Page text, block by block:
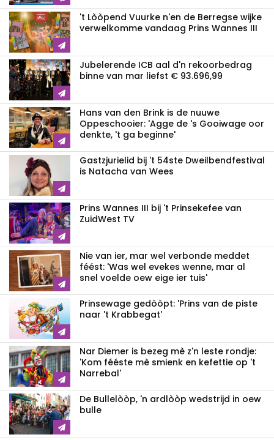
't Lòòpend Vuurke n'en de Berregse wijke
verwelkomme vandaag Prins Wannes III
Jubelerende ICB aal d'n rekoorbedrag
binne van mar liefst € 93.696,99
Hans van den Brink is de nuuwe
Oppeschooier: 'Agge de 's Gooiwage oor
denkte, 't ga beginne'
Gastzjurielid bij 't 54ste Dweilbendfestival
is Natacha van Wees
Prins Wannes III bij 't Prinsekefee van
ZuidWest TV
Nie van ier, mar wel verbonde meddet
féést: 'Was wel evekes wenne, mar al
snel voelde oew eige ier tuis'
Prinsewage gedòòpt: 'Prins van de piste
naar 't Krabbegat'
Nar Diemer is bezeg mè z'n leste rondje:
'Kom fééste mè smienk en kefettie op 't
Narrebal'
De Bullelòòp, 'n ardlòòp wedstrijd in oew
bulle